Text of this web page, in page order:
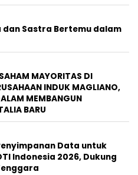
dan Sastra Bertemu dalam
MAYORITAS DI
INDUK MAGLIANO,
MEMBANGUN
BARU
Data untuk
Indonesia 2026, Dukung